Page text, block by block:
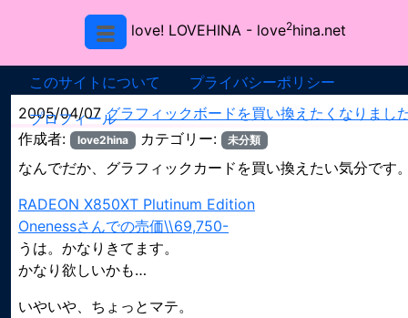
love! LOVEHINA - love2hina.net
このサイトについて
プライバシーポリシー
プロフィール
2005/04/07グラフィックボードを買い換えたくなりまし
作成者:
love2hina カテゴリー: 未分類
なんでだか、グラフィックカードを買い換えたい気分です
RADEON X850XT Plutinum Edition
Onenessさんでの売価\\69,750-
うは。かなりきてます。
かなり欲しいかも…
いやいや、ちょっとマテ。